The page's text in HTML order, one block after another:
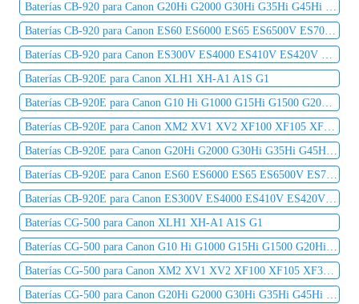
Baterías CB-920 para Canon G20Hi G2000 G30Hi G35Hi G45Hi MV1 MV10 MV10i MV20 MV20i
Baterías CB-920 para Canon ES60 ES6000 ES65 ES6500V ES7000es ES7000V ES75 ES8000V
Baterías CB-920 para Canon ES300V ES4000 ES410V ES420V ES50 ES5000 ES520A ES55
Baterías CB-920E para Canon XLH1 XH-A1 A1S G1
Baterías CB-920E para Canon G10 Hi G1000 G15Hi G1500 G20Hi G2000 G30Hi G35Hi G45Hi
Baterías CB-920E para Canon XM2 XV1 XV2 XF100 XF105 XF300 XF305 C2 DM-MV1 DM-MV10
Baterías CB-920E para Canon G20Hi G2000 G30Hi G35Hi G45Hi MV1 MV10 MV10i MV20 MV20i
Baterías CB-920E para Canon ES60 ES6000 ES65 ES6500V ES7000es ES7000V ES75 ES8000V
Baterías CB-920E para Canon ES300V ES4000 ES410V ES420V ES50 ES5000 ES520A ES55
Baterías CG-500 para Canon XLH1 XH-A1 A1S G1
Baterías CG-500 para Canon G10 Hi G1000 G15Hi G1500 G20Hi G2000 G30Hi G35Hi G45Hi
Baterías CG-500 para Canon XM2 XV1 XV2 XF100 XF105 XF300 XF305 C2 DM-MV1 DM-MV10
Baterías CG-500 para Canon G20Hi G2000 G30Hi G35Hi G45Hi MV1 MV10 MV10i MV20 MV20i